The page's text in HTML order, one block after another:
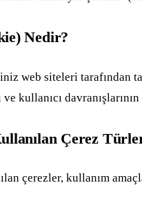
Nedir?
web siteleri tarafından
kullanıcı
Çerez
çerezler, kullanım